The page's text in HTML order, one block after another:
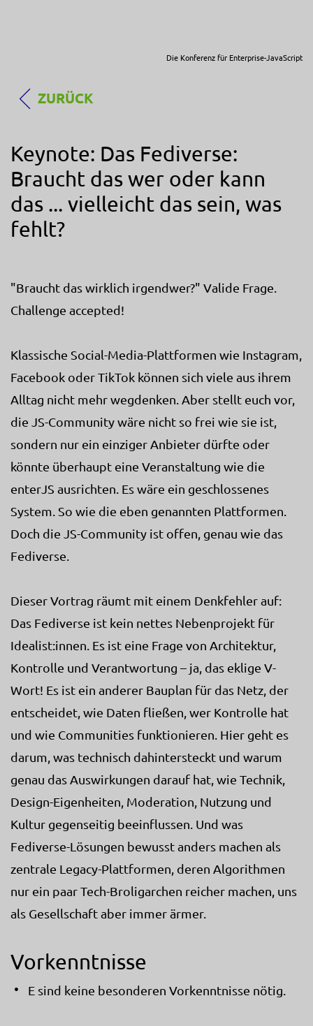
Die Konferenz für Enterprise-JavaScript
ZURÜCK
Keynote: Das Fediverse:
Braucht das wer oder kann
das ... vielleicht das sein, was
fehlt?
"Braucht das wirklich irgendwer?" Valide Frage.
Challenge accepted!
Klassische Social-Media-Plattformen wie Instagram,
Facebook oder TikTok können sich viele aus ihrem
Alltag nicht mehr wegdenken. Aber stellt euch vor,
die JS-Community wäre nicht so frei wie sie ist,
sondern nur ein einziger Anbieter dürfte oder
könnte überhaupt eine Veranstaltung wie die
enterJS ausrichten. Es wäre ein geschlossenes
System. So wie die eben genannten Plattformen.
Doch die JS-Community ist offen, genau wie das
Fediverse.
Dieser Vortrag räumt mit einem Denkfehler auf:
Das Fediverse ist kein nettes Nebenprojekt für
Idealist:innen. Es ist eine Frage von Architektur,
Kontrolle und Verantwortung – ja, das eklige V-
Wort! Es ist ein anderer Bauplan für das Netz, der
entscheidet, wie Daten fließen, wer Kontrolle hat
und wie Communities funktionieren. Hier geht es
darum, was technisch dahintersteckt und warum
genau das Auswirkungen darauf hat, wie Technik,
Design-Eigenheiten, Moderation, Nutzung und
Kultur gegenseitig beeinflussen. Und was
Fediverse-Lösungen bewusst anders machen als
zentrale Legacy-Plattformen, deren Algorithmen
nur ein paar Tech-Broligarchen reicher machen, uns
als Gesellschaft aber immer ärmer.
Vorkenntnisse
E sind keine besonderen Vorkenntnisse nötig.